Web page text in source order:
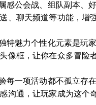
感公会战、组队副本、
、聊天频道等功能，增
特魅力个性化元素是玩
像框，让你在众多冒险
每一项活动都不孤立存
沟通，让玩家成为这个